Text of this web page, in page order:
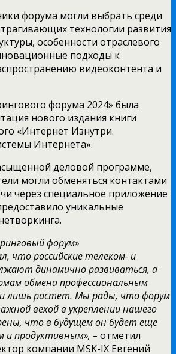
форума могли выбрать среди
технологии развития
особенности отраслевого
подходы к
видеоконтента и
форума 2024» была
нового издания книги
«Интернет Изнутри.
Интернета».
деловой программе,
могли обменяться контактами
через специальное приложение
уникальные
форум»
что российские телеком- и
динамично развиваться, а
обмена профессиональным
лишь растет. Мы рады, что форум
вехой в укреплении нашего
что в будущем он будет еще
продуктивным», – отметил
компании MSK-IX Евгений